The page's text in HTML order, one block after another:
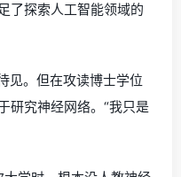
了探索人工智能领域的
见。但在攻读博士学位
研究神经网络。“我只是